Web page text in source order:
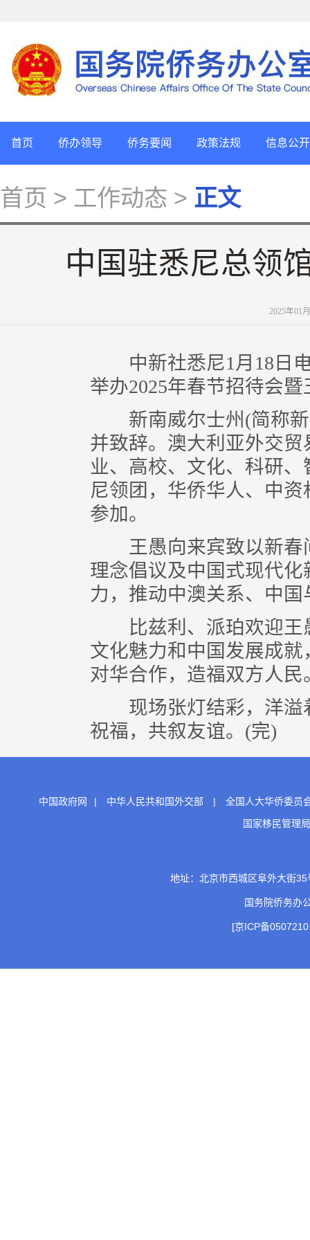
首页 侨办领导 侨务要闻 政策法规 信息公开
首页 > 工作动态 > 正文
中国驻悉尼总领
2025年01
中新社悉尼1月18日电
举办2025年春节招待会
新南威尔士州(简称新
并致辞。澳大利亚外交
业、高校、文化、科研
尼领团，华侨华人、中
参加。
王愚向来宾致以新春
理念倡议及中国式现代
力，推动中澳关系、中
比兹利、派珀欢迎王
文化魅力和中国发展成
对华合作，造福双方人民
现场张灯结彩，洋溢
祝福，共叙友谊。(完)
中国政府网 | 中华人民共和国外交部 |
全国人大华侨委员
国家移民管理局
地址：北京市西城区阜外大街
国务院侨务
[京ICP备